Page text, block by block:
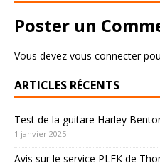
Poster un
Vous devez vous connecter
ARTICLES RÉCENTS
Test de la guitare Harley
1 janvier 2025
Avis sur le service PLEK de